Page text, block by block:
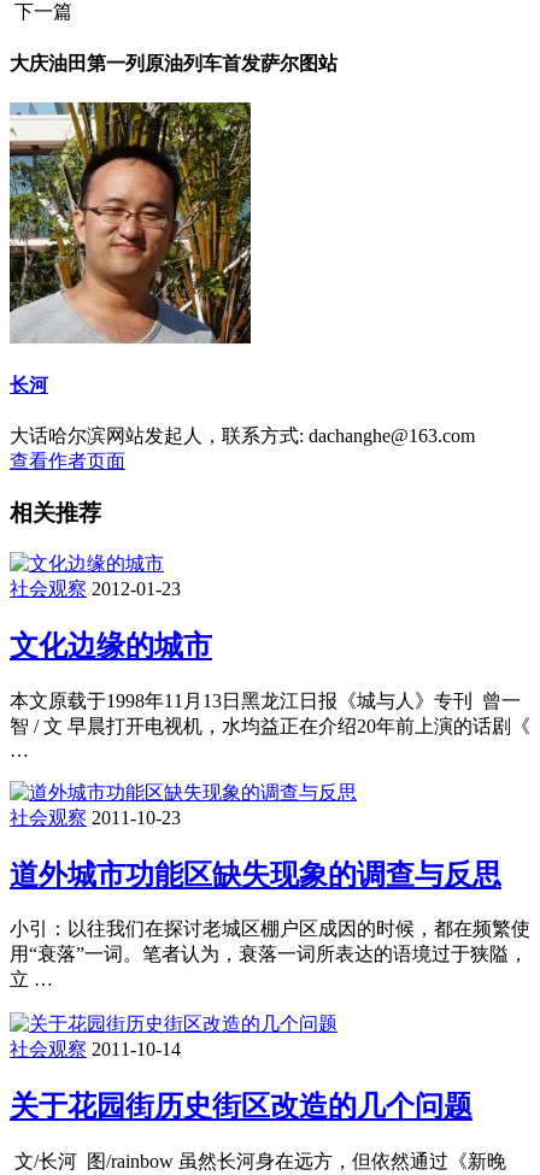
下一篇
大庆油田第一列原油列车首发萨尔图站
长河
大话哈尔滨网站发起人，联系方式: dachanghe@163.com
查看作者页面
相关推荐
社会观察 2012-01-23
文化边缘的城市
本文原载于1998年11月13日黑龙江日报《城与人》专刊 曾一
智 / 文 早晨打开电视机，水均益正在介绍20年前上演的话剧《
…
社会观察 2011-10-23
道外城市功能区缺失现象的调查与反思
小引：以往我们在探讨老城区棚户区成因的时候，都在频繁使
用“衰落”一词。笔者认为，衰落一词所表达的语境过于狭隘，
立 …
社会观察 2011-10-14
关于花园街历史街区改造的几个问题
文/长河 图/rainbow 虽然长河身在远方，但依然通过《新晚